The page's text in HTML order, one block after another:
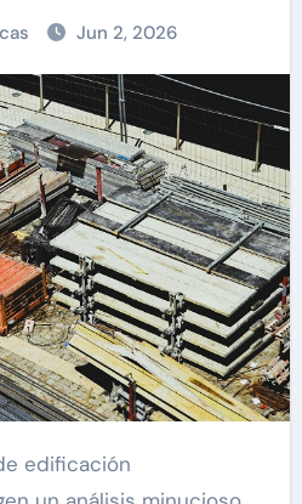
Jun 2, 2026
edificación